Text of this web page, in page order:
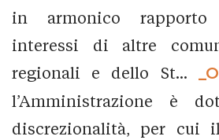
in armonico rapporto
interessi di altre
regionali e dello St...
l’Amministrazione è
discrezionalità, per cui